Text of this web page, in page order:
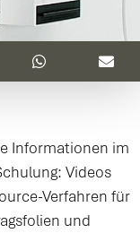
Informationen im
Videos
Verfahren für
und